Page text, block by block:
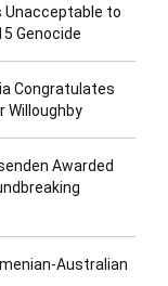
Unacceptable to
Genocide
Congratulates
Willoughby
Awarded
Australian